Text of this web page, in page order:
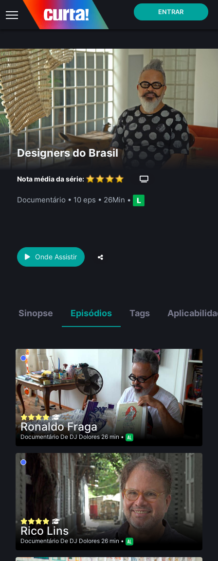
ENTRAR
Designers do Brasil
Nota média da série:
Documentário • 10 eps • 26Min •
Onde Assistir
Sinopse Episódios Tags
Ronaldo Fraga
Documentário De DJ Dolores26 min •
Rico Lins
Documentário De DJ Dolores 26 min •